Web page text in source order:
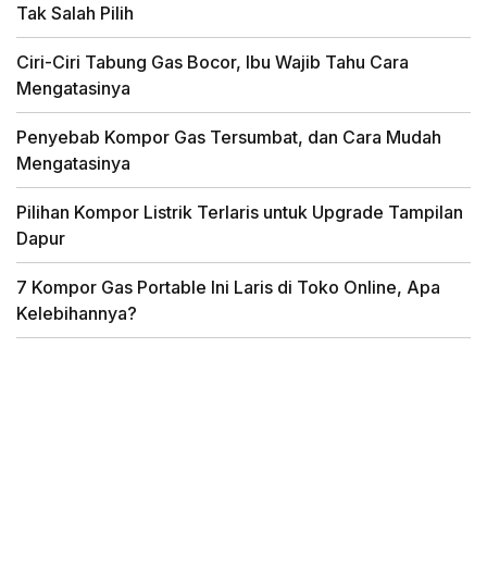
Tak Salah Pilih
Ciri-Ciri Tabung Gas Bocor, Ibu Wajib Tahu Cara
Mengatasinya
Penyebab Kompor Gas Tersumbat, dan Cara Mudah
Mengatasinya
Pilihan Kompor Listrik Terlaris untuk Upgrade Tampilan
Dapur
7 Kompor Gas Portable Ini Laris di Toko Online, Apa
Kelebihannya?